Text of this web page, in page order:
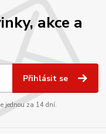
akce a
Přihlásit se
jednou za 14 dní.